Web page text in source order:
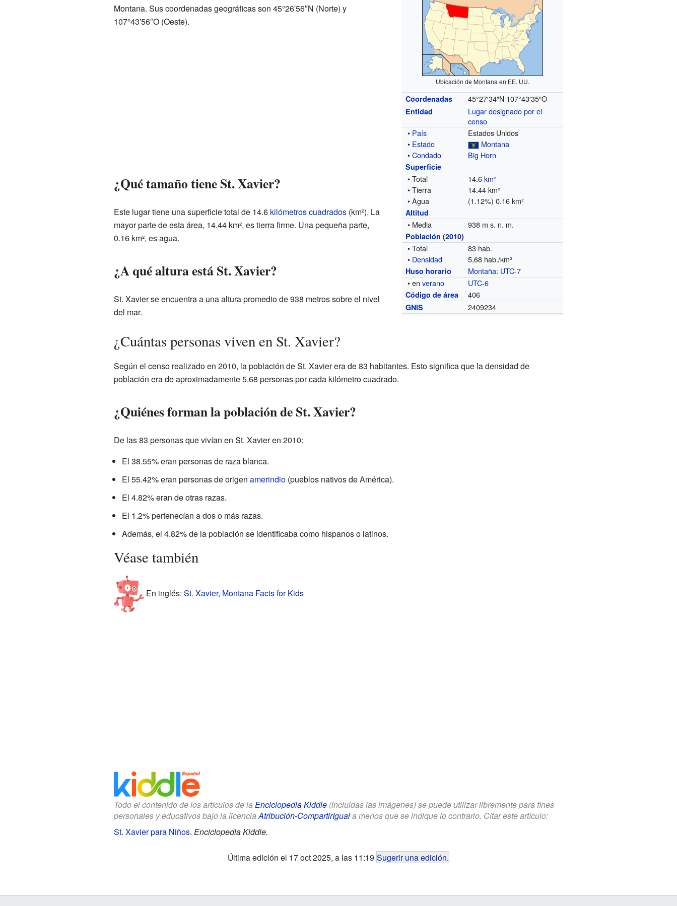
Ubicación de Montana en EE. UU.
Coordenadas 45°27′34″N 107°43′35″O
Entidad
Lugar designado por el
censo
• País
Estados Unidos
• Estado
Montana
•Condado Big Horn
Superficie
• Total 14.6km²
• Tierra
14.44 km²
• Agua
(1.12%) 0.16 km²
Altitud
• Media 938 m s. n. m.
Población (2010)
• Total
83 hab.
• Densidad 5,68 hab./km²
Huso horario Montaña: UTC-7
• enverano UTC-6
Código de área 406
GNIS 2409234
Montana. Sus coordenadas geográficas son 45°26′56″N (Norte) y
107°43′56″O (Oeste).
¿Qué tamaño tiene St. Xavier?
Este lugar tiene una superficie total de 14.6 kilómetros cuadrados(km²). La
mayor parte de esta área, 14.44 km², es tierra firme. Una pequeña parte,
0.16 km², es agua.
¿A qué altura está St. Xavier?
St. Xavier se encuentra a una altura promedio de 938 metros sobre el nivel
del mar.
¿Cuántas personas viven en St. Xavier?
Según el censo realizado en 2010, la población de St. Xavier era de 83 habitantes. Esto significa que la densidad de
población era de aproximadamente 5.68 personas por cada kilómetro cuadrado.
¿Quiénes forman la población de St. Xavier?
De las 83 personas que vivían en St. Xavier en 2010:
El 38.55% eran personas de raza blanca.
El 55.42% eran personas de origen amerindio(pueblos nativos de América).
El 4.82% eran de otras razas.
El 1.2% pertenecían a dos o más razas.
Además, el 4.82% de la población se identificaba como hispanos o latinos.
Véase también
En inglés: St. Xavier, Montana Facts for Kids
Todo el contenido de los artículos de la Enciclopedia Kiddle(incluidas las imágenes) se puede utilizar libremente para fines
personales y educativos bajo la licenciaAtribución-CompartirIguala menos que se indique lo contrario. Citar este artículo:
St. Xavier para Niños. Enciclopedia Kiddle.
Última edición el 17 oct 2025, a las 11:19 Sugerir una edición.